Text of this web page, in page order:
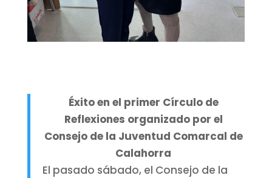
Éxito en el primer Círculo de
Reflexiones organizado por el
Consejo de la Juventud Comarcal de
Calahorra
El pasado sábado, el Consejo de la